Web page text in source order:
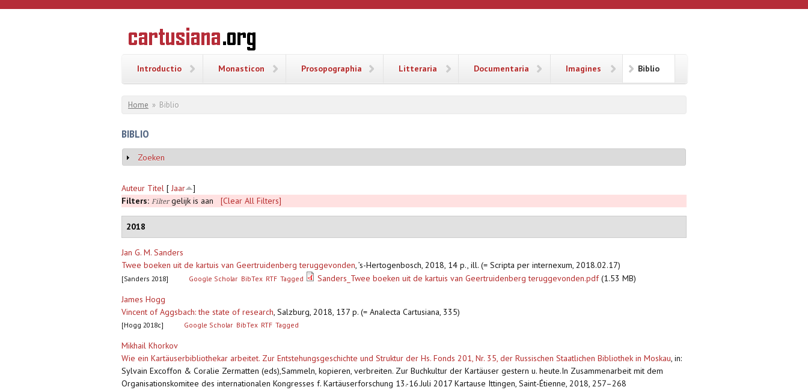
Overslaan en naar de inhoud gaan
CARTUSIANA
Geschiedenis
van de
Introductio Monasticon Prosopographia Litteraria Documentaria Imagines Biblio
U bent hier
Home » Biblio
BIBLIO
Weergeven
Zoeken
Auteur Titel [ Jaar
]
Filters: Filtergelijk is aan [Clear All Filters]
2018
Jan G. M. Sanders
Twee boeken uit de kartuis van Geertruidenberg teruggevonden,’s-Hertogenbosch, 2018, 14 p., ill. (= Scripta per internexum, 2018.02.17)
[Sanders 2018] Google Scholar BibTex RTF Tagged Sanders_Twee boeken uit de kartuis van Geertruidenberg teruggevonden.pdf(1.53 MB)
James Hogg
Vincent of Aggsbach: the state of research, Salzburg, 2018, 137 p. (= Analecta Cartusiana, 335)
[Hogg 2018c] Google Scholar BibTex RTF Tagged
Mikhail Khorkov
Wie ein Kartäuserbibliothekar arbeitet. Zur Entstehungsgeschichte und Struktur der Hs. Fonds 201, Nr. 35, der Russischen Staatlichen Bibliothek in Moskau, in:
Sylvain Excoffon & Coralie Zermatten (eds),Sammeln, kopieren, verbreiten. Zur Buchkultur der Kartäuser gestern u. heute.In Zusammenarbeit mit dem
Organisationskomitee des internationalen Kongresses f. Kartäuserforschung 13.-16.Juli 2017 Kartause Ittingen, Saint-Étienne, 2018, 257–268